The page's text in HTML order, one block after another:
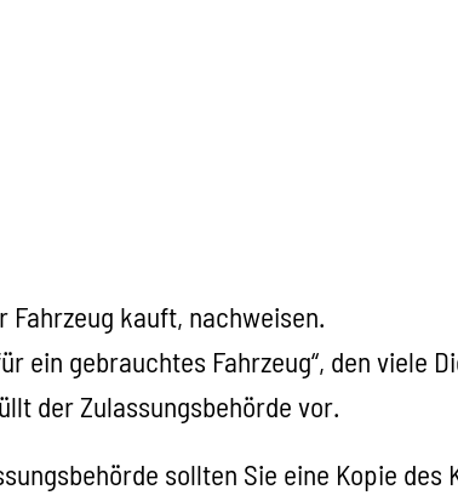
Fahrzeug kauft, nachweisen.
ein gebrauchtes Fahrzeug“, den viele
der Zulassungsbehörde vor.
sollten Sie eine Kopie des